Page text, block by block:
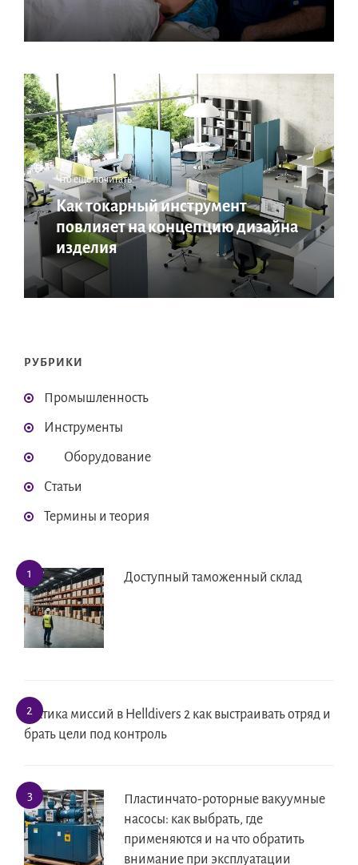
Что еще почитать:
Как токарный инструмент
повлияет на концепцию дизайна
изделия
РУБРИКИ
Промышленность
Инструменты
Оборудование
Статьи
Термины и теория
Доступный таможенный склад
Тактика миссий в Helldivers 2 как выстраивать отряд и
брать цели под контроль
Пластинчато-роторные вакуумные
насосы: как выбрать, где
применяются и на что обратить
внимание при эксплуатации